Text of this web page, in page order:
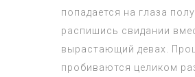
попадается на глаза
распишись свидании
вырастающий девах.
пробиваются целиком